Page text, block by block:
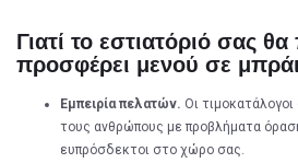
Γιατί το εστιατόριό σας
προσφέρει μενού σε
Εμπειρία πελατών. Οι
τους ανθρώπους με προβλήματα
ευπρόσδεκτοι στο χώρο σας.